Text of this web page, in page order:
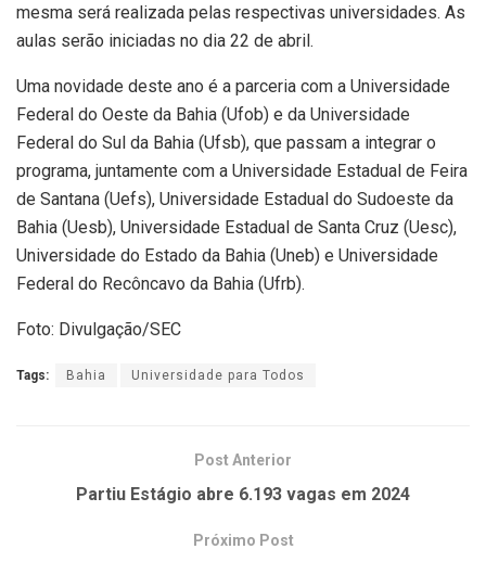
mesma será realizada pelas respectivas universidades. As
aulas serão iniciadas no dia 22 de abril.
Uma novidade deste ano é a parceria com a Universidade
Federal do Oeste da Bahia (Ufob) e da Universidade
Federal do Sul da Bahia (Ufsb), que passam a integrar o
programa, juntamente com a Universidade Estadual de Feira
de Santana (Uefs), Universidade Estadual do Sudoeste da
Bahia (Uesb), Universidade Estadual de Santa Cruz (Uesc),
Universidade do Estado da Bahia (Uneb) e Universidade
Federal do Recôncavo da Bahia (Ufrb).
Foto: Divulgação/SEC
Tags: Bahia Universidade para Todos
Post Anterior
Partiu Estágio abre 6.193 vagas em 2024
Próximo Post